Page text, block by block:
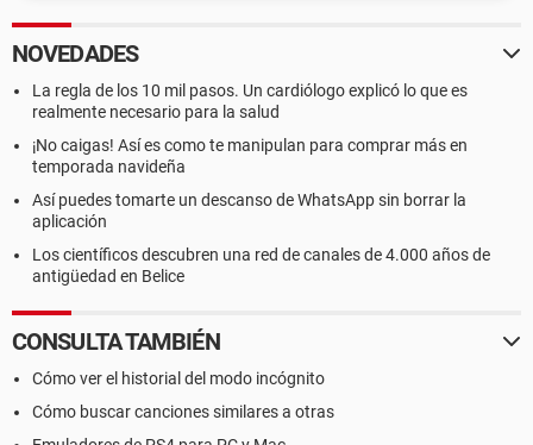
NOVEDADES
La regla de los 10 mil pasos. Un cardiólogo explicó lo que es
realmente necesario para la salud
¡No caigas! Así es como te manipulan para comprar más en
temporada navideña
Así puedes tomarte un descanso de WhatsApp sin borrar la
aplicación
Los científicos descubren una red de canales de 4.000 años de
antigüedad en Belice
CONSULTA TAMBIÉN
Cómo ver el historial del modo incógnito
Cómo buscar canciones similares a otras